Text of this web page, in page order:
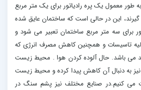
معمول یک پره رادیاتور برای یک متر مربع
گیرند، این در حالی است که ساختمان عایق شده
برای سه متر مربع ساختمان تعبیر می شود و
تاسیسات و همچنین کاهش مصرف انرژی که
می باشد. حال آلوده کردن هوا . محیط زیست
نیز به دنبال آن کاهش پیدا کرده و محیط زیست
می کنیم.در صنایع مختلف نیز پشم سنگ در